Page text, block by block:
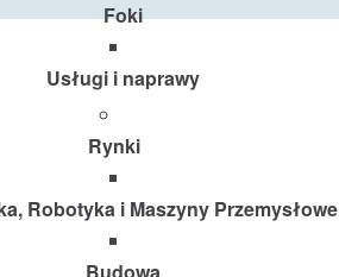
Foki
Usługi i naprawy
Rynki
Robotyka i Maszyny Przemysłowe